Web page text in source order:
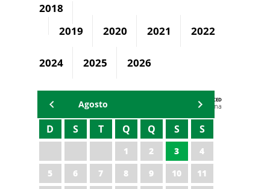
2018
2019
2020 2021 2022
2024 2025 2026
AGENDA DA CODED/CED
Vagna Lima
Agosto
D S T Q Q S S
1 2 3
4
5
6 7 8 9 10
11